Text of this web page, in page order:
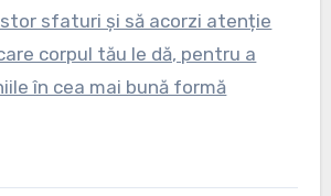
sfaturi și să acorzi atenție
corpul tău le dă, pentru a
în cea mai bună formă